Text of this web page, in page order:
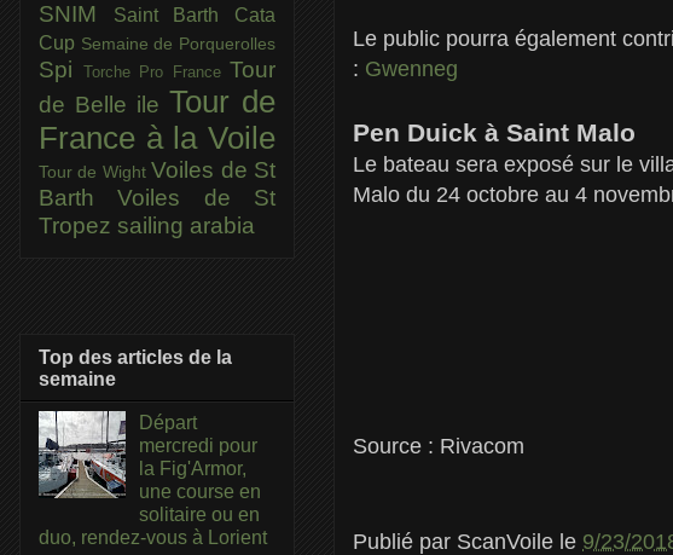
Le public pourra également
: Gwenneg
Pen Duick à Saint Malo
Le bateau sera exposé sur le
Malo du 24 octobre au 4
Source : Rivacom
Publié par ScanVoile le 9/23/
SNIM
Saint Barth Cata
Cup Semaine de Porquerolles
Spi Torche Pro France Tour
de Belle ile Tour de
France à la Voile
Tour de Wight Voiles de St
BarthVoiles de St
Tropez sailing arabia
Top des articles de la
semaine
Départ
mercredi pour
la Fig'Armor,
une course en
solitaire ou en
duo, rendez-vous à Lorient